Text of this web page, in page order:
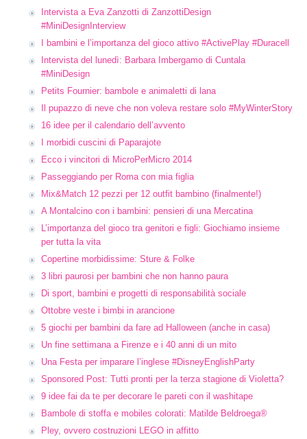
Intervista a Eva Zanzotti di ZanzottiDesign
#MiniDesignInterview
I bambini e l’importanza del gioco attivo #ActivePlay #Duracell
Intervista del lunedì: Barbara Imbergamo di Cuntala
#MiniDesign
Petits Fournier: bambole e animaletti di lana
Il pupazzo di neve che non voleva restare solo #MyWinterStory
16 idee per il calendario dell’avvento
I morbidi cuscini di Paparajote
Ecco i vincitori di MicroPerMicro 2014
Passeggiando per Roma con mia figlia
Mix&Match 12 pezzi per 12 outfit bambino (finalmente!)
A Montalcino con i bambini: pensieri di una Mercatina
L’importanza del gioco tra genitori e figli: Giochiamo insieme
per tutta la vita
Copertine morbidissime: Sture & Folke
3 libri paurosi per bambini che non hanno paura
Di sport, bambini e progetti di responsabilità sociale
Ottobre veste i bimbi in arancione
5 giochi per bambini da fare ad Halloween (anche in casa)
Un fine settimana a Firenze e i 40 anni di un mito
Una Festa per imparare l’inglese #DisneyEnglishParty
Sponsored Post: Tutti pronti per la terza stagione di Violetta?
9 idee fai da te per decorare le pareti con il washitape
Bambole di stoffa e mobiles colorati: Matilde Beldroega®
Pley, ovvero costruzioni LEGO in affitto